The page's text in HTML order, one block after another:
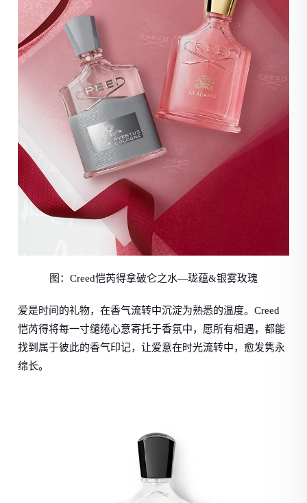
图：Creed恺芮得拿破仑之水—珑蕴&银雾玫瑰
爱是时间的礼物，在香气流转中沉淀为熟悉的温度。Creed
恺芮得将每一寸缱绻心意寄托于香氛中，愿所有相遇，都能
找到属于彼此的香气印记，让爱意在时光流转中，愈发隽永
绵长。